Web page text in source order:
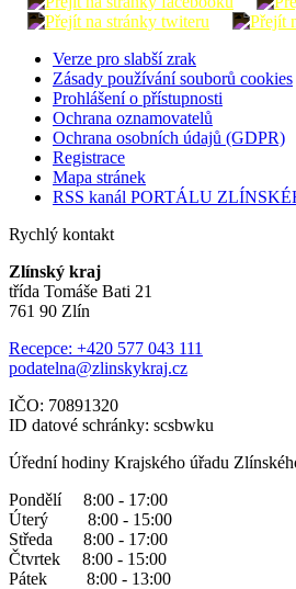
Verze pro slabší zrak
Zásady používání souborů cookies
Prohlášení o přístupnosti
Ochrana oznamovatelů
Ochrana osobních údajů (GDPR)
Registrace
Mapa stránek
RSS kanál PORTÁLU
Rychlý kontakt
Zlínský kraj
třída Tomáše Bati 21
761 90 Zlín
Recepce: +420 577 043 111
podatelna@zlinskykraj.cz
IČO: 70891320
ID datové schránky: scsbwku
Úřední hodiny Krajského úřadu
Pondělí 8:00 - 17:00
Úterý 8:00 - 15:00
Středa 8:00 - 17:00
Čtvrtek 8:00 - 15:00
Pátek 8:00 - 13:00